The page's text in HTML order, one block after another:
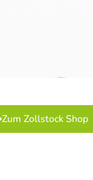
Zum Zollstock Shop